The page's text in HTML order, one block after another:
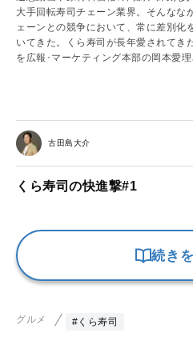
大手回転寿司チェーン業界。そんなな
ェーンとの競争において、常に差別化
いてきた。くら寿司が長年愛されてき
を広報･マーケティング本部の岡本愛理
古田島大介
くら寿司の快進撃#1
続き
グルメ #くら寿司